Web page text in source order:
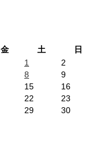
金 土
日
1
2
8
9
15
16
22
23
29
30